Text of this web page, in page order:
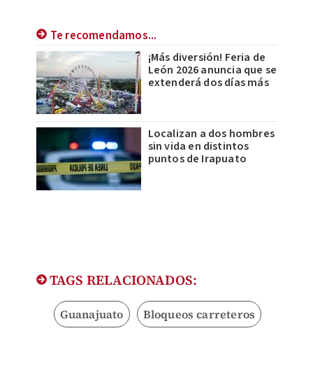
Te recomendamos...
¡Más diversión! Feria de
León 2026 anuncia que se
extenderá dos días más
Localizan a dos hombres
sin vida en distintos
puntos de Irapuato
TAGS RELACIONADOS:
Guanajuato Bloqueos carreteros